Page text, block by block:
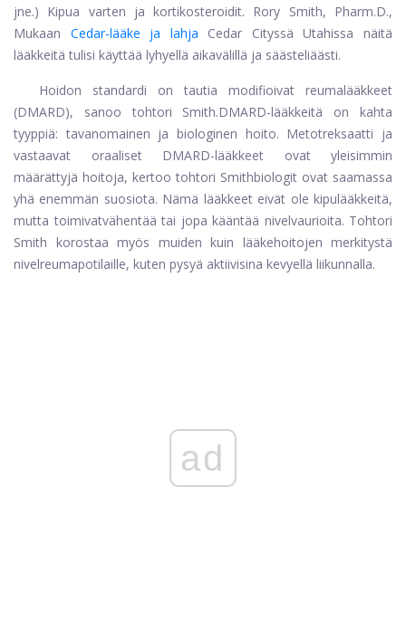
jne.) Kipua varten ja kortikosteroidit. Rory Smith, Pharm.D.,
Mukaan Cedar-lääke ja lahja Cedar Cityssä Utahissa näitä
lääkkeitä tulisi käyttää lyhyellä aikavälillä ja säästeliäästi.
Hoidon standardi on tautia modifioivat reumalääkkeet
(DMARD), sanoo tohtori Smith.DMARD-lääkkeitä on kahta
tyyppiä: tavanomainen ja biologinen hoito. Metotreksaatti ja
vastaavat oraaliset DMARD-lääkkeet ovat yleisimmin
määrättyjä hoitoja, kertoo tohtori Smithbiologit ovat saamassa
yhä enemmän suosiota. Nämä lääkkeet eivät ole kipulääkkeitä,
mutta toimivatvähentää tai jopa kääntää nivelvaurioita. Tohtori
Smith korostaa myös muiden kuin lääkehoitojen merkitystä
nivelreumapotilaille, kuten pysyä aktiivisina kevyellä liikunnalla.
ad